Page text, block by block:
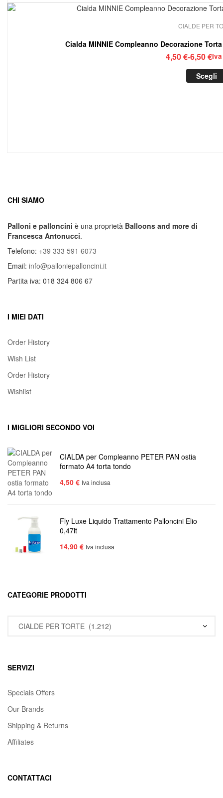
CIALDE PER
Cialda MINNIE Compleanno Decorazione
4,50€-6,50€
di
Scegli
CHI SIAMO
Palloni e palloncini è una proprietà Balloons and more di
Francesca Antonucci.
Telefono: +39 333 591 6073
Email: info@palloniepalloncini.it
Partita iva: 018 324 806 67
I MIEI DATI
Order History
Wish List
Order History
Wishlist
I MIGLIORI SECONDO VOI
CIALDA per Compleanno PETER PAN ostia
formato A4 torta tondo
4,50 € Iva inclusa
Fly Luxe Liquido Trattamento Palloncini Elio
0,47lt
14,90 € Iva inclusa
CATEGORIE PRODOTTI
SERVIZI
Speciais Offers
Our Brands
Shipping & Returns
Affiliates
CONTATTACI